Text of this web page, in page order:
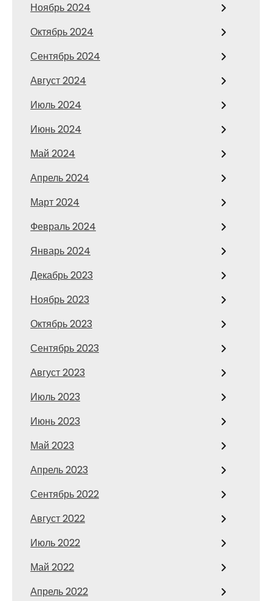
Ноябрь 2024
Октябрь 2024
Сентябрь 2024
Август 2024
Июль 2024
Июнь 2024
Май 2024
Апрель 2024
Март 2024
Февраль 2024
Январь 2024
Декабрь 2023
Ноябрь 2023
Октябрь 2023
Сентябрь 2023
Август 2023
Июль 2023
Июнь 2023
Май 2023
Апрель 2023
Сентябрь 2022
Август 2022
Июль 2022
Май 2022
Апрель 2022